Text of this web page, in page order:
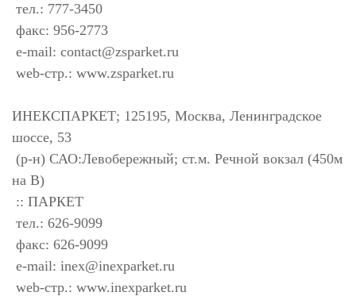
тел.: 777-3450
факс: 956-2773
e-mail: contact@zsparket.ru
web-стр.: www.zsparket.ru
ИНЕКСПАРКЕТ; 125195, Москва, Ленинградское
шоссе, 53
(р-н) САО:Левобережный; ст.м. Речной вокзал (450м
на В)
:: ПАРКЕТ
тел.: 626-9099
факс: 626-9099
e-mail: inex@inexparket.ru
web-стр.: www.inexparket.ru